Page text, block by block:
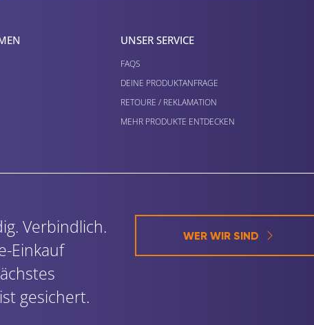
UNSER SERVICE
FAQS
DEINE PRODUKTANFRAGE
RETOURE / REKLAMATION
MEHR PRODUKTE ENTDECKEN
Verbindlich.
Einkauf
gesichert.
WER WIR SIND